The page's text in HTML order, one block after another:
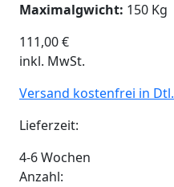
Maximalgwicht: 150 Kg
111,00€
inkl. MwSt.
Versand kostenfrei in Dtl.
Lieferzeit:
4-6 Wochen
Anzahl: